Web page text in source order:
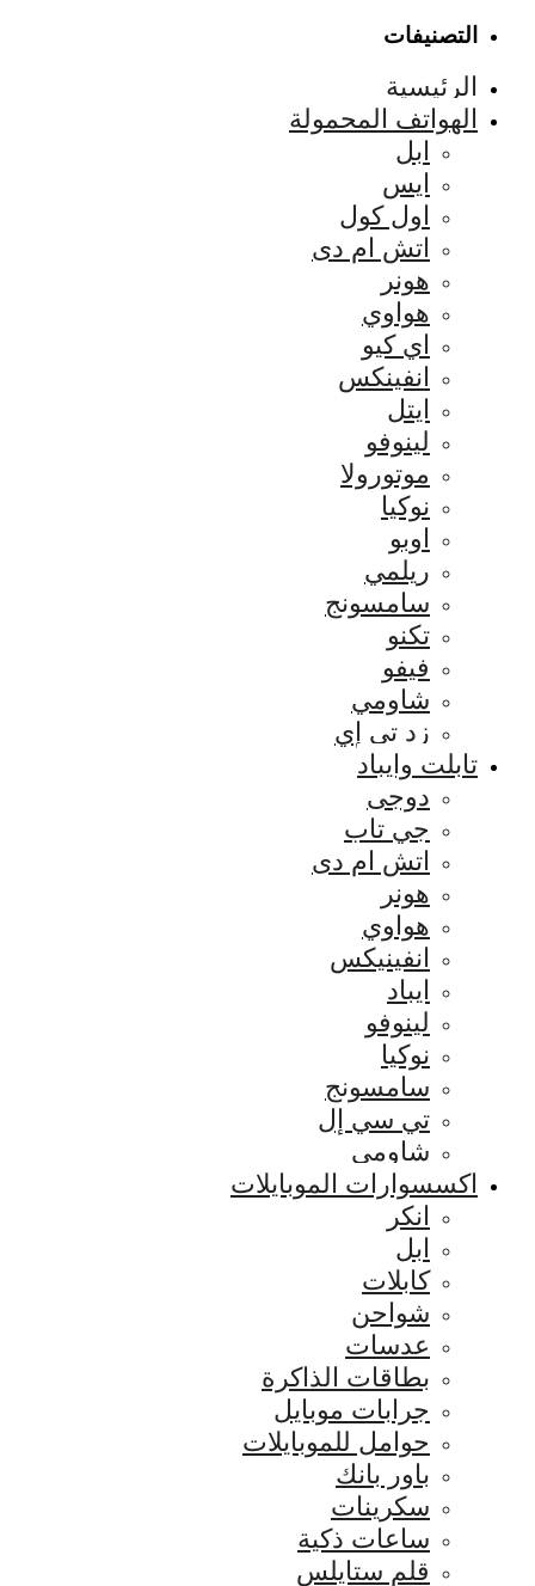
التصنيفات
الرئيسية
الهواتف المحمولة
ابل
ايس
اول كول
اتش ام دى
هونر
هواوي
اي كيو
انفينكس
ايتل
لينوفو
موتورولا
نوكيا
اوبو
ريلمي
سامسونج
تكنو
فيفو
شاومي
زد تي إي
تابلت وايباد
دوجى
جي تاب
اتش ام دى
هونر
هواوي
انفينيكس
ايباد
لينوفو
نوكيا
سامسونج
تي سي إل
شاومي
اكسسوارات الموبايلات
انكر
ابل
كابلات
شواحن
عدسات
بطاقات الذاكرة
جرابات موبايل
حوامل للموبايلات
باور بانك
سكرينات
ساعات ذكية
قلم ستايلس